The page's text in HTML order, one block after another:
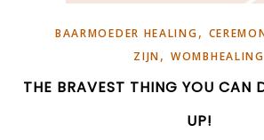
BAARMOEDER HEALING,
ZIJN,WOMBHEALING
THE BRAVEST THING YOU CAN
UP!